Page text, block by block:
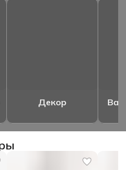
Декор